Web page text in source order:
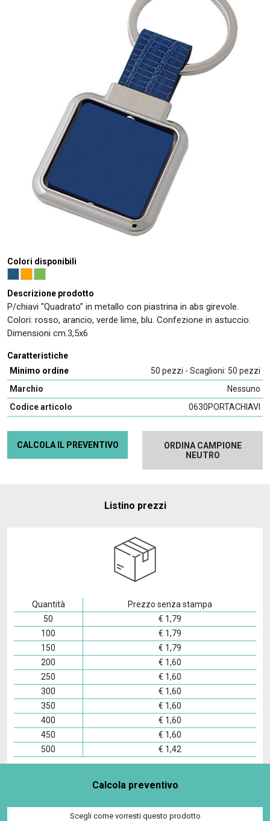
Descrizione prodotto
P/chiavi “Quadrato” in metallo con piastrina in abs girevole.
Colori: rosso, arancio, verde lime, blu. Confezione in astuccio.
Dimensioni cm.3,5x6
Caratteristiche
Minimo ordine
50 pezzi - Scaglioni: 50 pezzi
Marchio
Nessuno
Codice articolo
0630PORTACHIAVI
Colori disponibili
CALCOLA IL PREVENTIVO
ORDINA CAMPIONE
NEUTRO
Listino prezzi
Quantità
Prezzo senza stampa
50
€ 1,79
100
€ 1,79
150
€ 1,79
200
€ 1,60
250
€ 1,60
300
€ 1,60
350
€ 1,60
400
€ 1,60
450
€ 1,60
500
€ 1,42
Calcola preventivo
Scegli come vorresti questo prodotto